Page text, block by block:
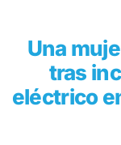
Una
tras
eléctrico